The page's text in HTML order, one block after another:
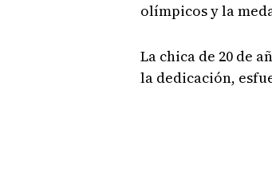
olímpicos y la
La chica de 20 de
la dedicación,